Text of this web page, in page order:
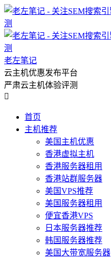
老左笔记
云主机优惠发布平台
严肃云主机体验评测

首页
主机推荐
美国主机优惠
香港虚拟主机
香港服务器租用
香港站群服务器
美国VPS推荐
美国服务器租用
便宜香港VPS
日本服务器推荐
韩国服务器推荐
美国大带宽服务器